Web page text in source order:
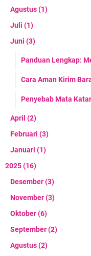
Agustus(1)
Juli (1)
Juni (3)
Panduan Lengkap:
Cara Aman Kirim
Penyebab Mata
April (2)
Februari (3)
Januari (1)
2025(16)
Desember(3)
November(3)
Oktober(6)
September(2)
Agustus(2)